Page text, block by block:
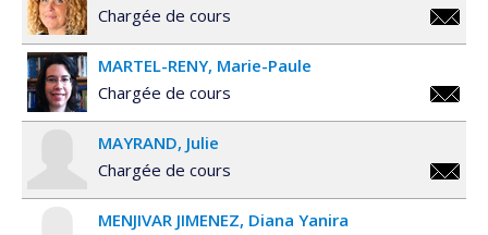
Chargée de cours
MARTEL-RENY Marie-Paule
marie-
Chargée de cours
MAYRAND Julie
Chargée de cours
MENJIVAR JIMENEZ Diana Yanira